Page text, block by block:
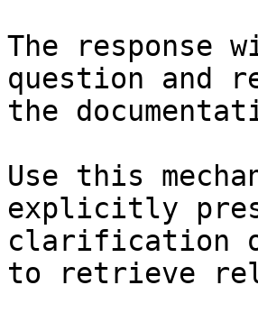
The response
question and
the
Use this
explicitly
clarification